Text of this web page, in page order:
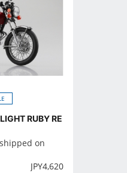
RUBY RE
on
JPY4,620